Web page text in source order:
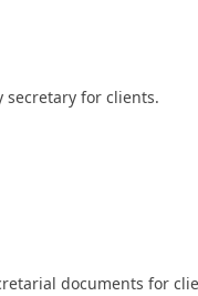
secretary for clients.
documents for